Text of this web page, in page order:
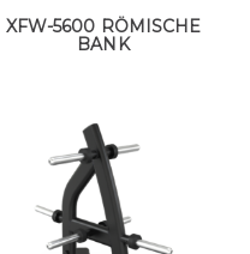
XFW-5600 RÖMISCHE
BANK